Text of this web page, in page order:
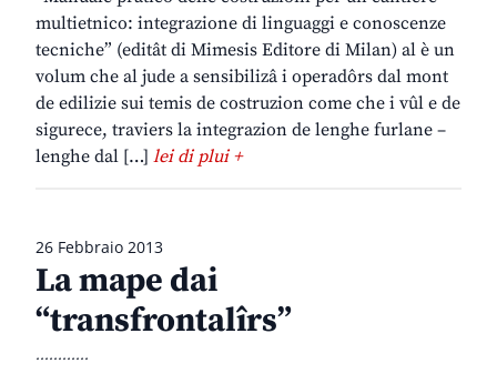
multietnico: integrazione di linguaggi e conoscenze
tecniche” (editât di Mimesis Editore di Milan) al è un
volum che al jude a sensibilizâ i operadôrs dal mont
de edilizie sui temis de costruzion come che i vûl e de
sigurece, traviers la integrazion de lenghe furlane –
lenghe dal […] lei di plui +
26 Febbraio 2013
La mape dai
“transfrontalîrs”
............